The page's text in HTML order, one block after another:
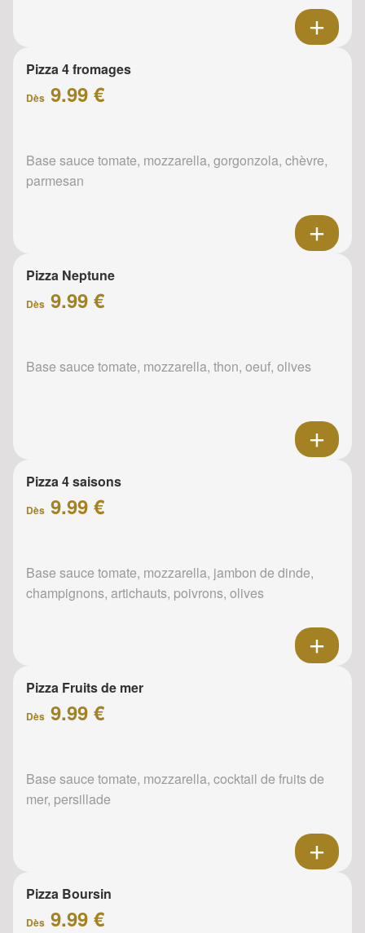
Pizza 4 fromages
Dès 9.99 €
Base sauce tomate, mozzarella, gorgonzola, chèvre,
parmesan
Pizza Neptune
Dès 9.99 €
Base sauce tomate, mozzarella, thon, oeuf, olives
Pizza 4 saisons
Dès 9.99 €
Base sauce tomate, mozzarella, jambon de dinde,
champignons, artichauts, poivrons, olives
Pizza Fruits de mer
Dès 9.99 €
Base sauce tomate, mozzarella, cocktail de fruits de
mer, persillade
Pizza Boursin
Dès 9.99 €